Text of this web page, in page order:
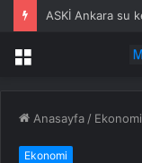
Menü
Anasayfa / Ekonomi
Ekonomi